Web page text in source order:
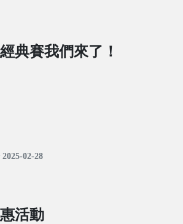
典賽我們來了！
02-28
活動